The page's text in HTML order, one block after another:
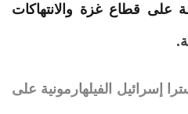
على قطاع غزة والانتهاكات
إسرائيل الفيلهارمونية على